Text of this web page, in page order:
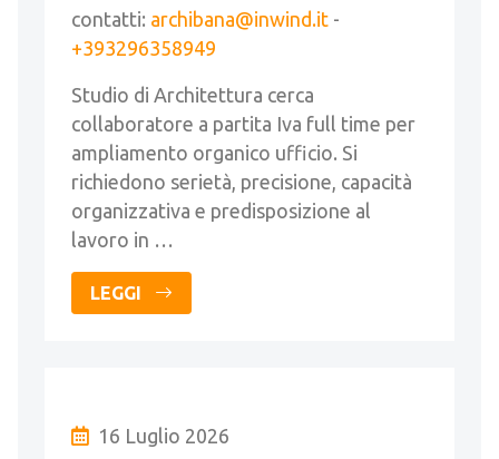
contatti: archibana@inwind.it -
+393296358949
Studio di Architettura cerca
collaboratore a partita Iva full time per
ampliamento organico ufficio. Si
richiedono serietà, precisione, capacità
organizzativa e predisposizione al
lavoro in …
LEGGI
16 Luglio 2026